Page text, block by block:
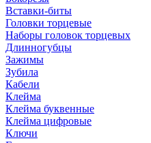
Вставки-биты
Головки торцевые
Наборы головок торцевых
Длинногубцы
Зажимы
Зубила
Кабели
Клейма
Клейма буквенные
Клейма цифровые
Ключи